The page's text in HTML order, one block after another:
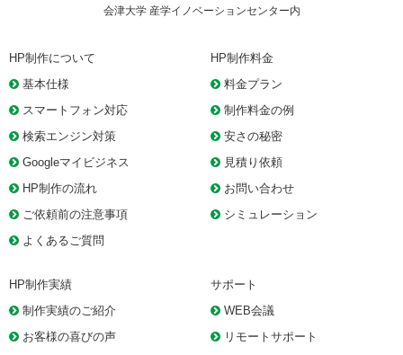
会津大学 産学イノベーションセンター内
HP制作について
基本仕様
スマートフォン対応
検索エンジン対策
Googleマイビジネス
HP制作の流れ
ご依頼前の注意事項
よくあるご質問
HP制作料金
料金プラン
制作料金の例
安さの秘密
見積り依頼
お問い合わせ
シミュレーション
HP制作実績
制作実績のご紹介
お客様の喜びの声
サポート
WEB会議
リモートサポート